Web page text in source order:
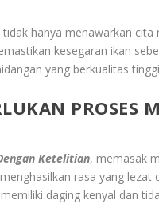
hanya menawarkan
kesegaran ikan
yang berkualitas
PROSES
Ketelitian, memasak
rasa yang lezat
daging kenyal dan